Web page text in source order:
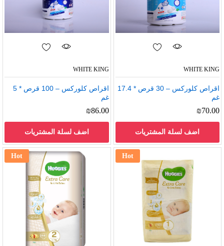
WHITE KING
اقراص كلوركس – 30 قرص * 17.4
غم
₪70.00
اضف لسلة المشتريات
WHITE KING
اقراص كلوركس – 100 قرص * 5
غم
₪86.00
اضف لسلة المشتريات
Hot
Hot